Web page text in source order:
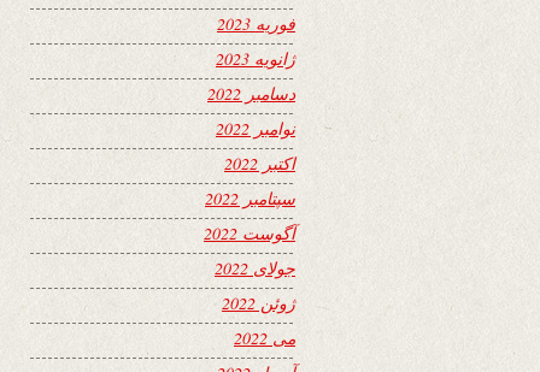
فوریه 2023
ژانویه 2023
دسامبر 2022
نوامبر 2022
اکتبر 2022
سپتامبر 2022
آگوست 2022
جولای 2022
ژوئن 2022
می 2022